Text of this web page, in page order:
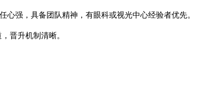
心强，具备团队精神，有眼科或视光中心经验者优先。
晋升机制清晰。